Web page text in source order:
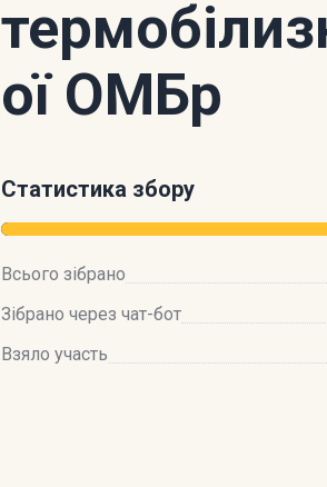
ої ОМБр
Статистика збору
Всього зібрано
Зібрано через чат-бот
Взяло участь